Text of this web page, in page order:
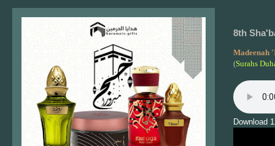
8th
Madeenah
(Surahs
Download